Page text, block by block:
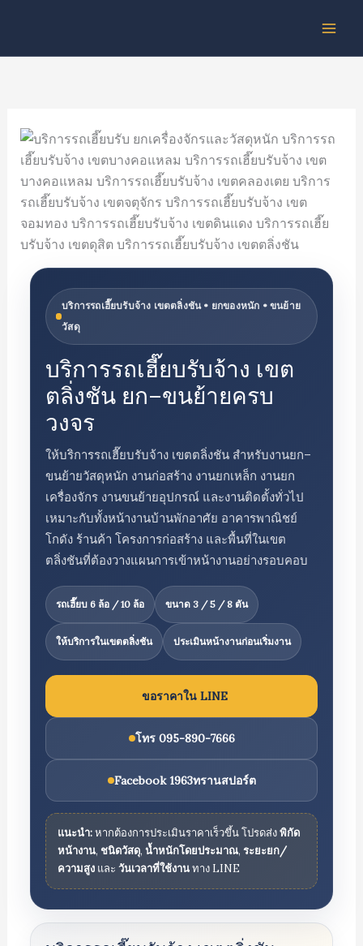
content
บริการรถเฮี๊ยบรับจ้าง เขตตลิ่งชัน • ยกของหนัก • ขนย้าย
วัสดุ
บริการรถเฮี๊ยบรับจ้าง เขต
ตลิ่งชัน ยก–ขนย้ายครบ
วงจร
ให้บริการรถเฮี๊ยบรับจ้าง เขตตลิ่งชัน สำหรับงานยก–
ขนย้ายวัสดุหนัก งานก่อสร้าง งานยกเหล็ก งานยก
เครื่องจักร งานขนย้ายอุปกรณ์ และงานติดตั้งทั่วไป
เหมาะกับทั้งหน้างานบ้านพักอาศัย อาคารพาณิชย์
โกดัง ร้านค้า โครงการก่อสร้าง และพื้นที่ในเขต
ตลิ่งชันที่ต้องวางแผนการเข้าหน้างานอย่างรอบคอบ
รถเฮี๊ยบ 6 ล้อ / 10 ล้อ ขนาด 3 / 5 / 8 ตัน
ให้บริการในเขตตลิ่งชัน ประเมินหน้างานก่อนเริ่มงาน
ขอราคาใน LINE
โทร 095-890-7666
Facebook 1963ทรานสปอร์ต
แนะนำ:หากต้องการประเมินราคาเร็วขึ้น โปรดส่งพิกัด
หน้างาน, ชนิดวัสดุ, น้ำหนักโดยประมาณ, ระยะยก/
ความสูงและ วันเวลาที่ใช้งานทาง LINE